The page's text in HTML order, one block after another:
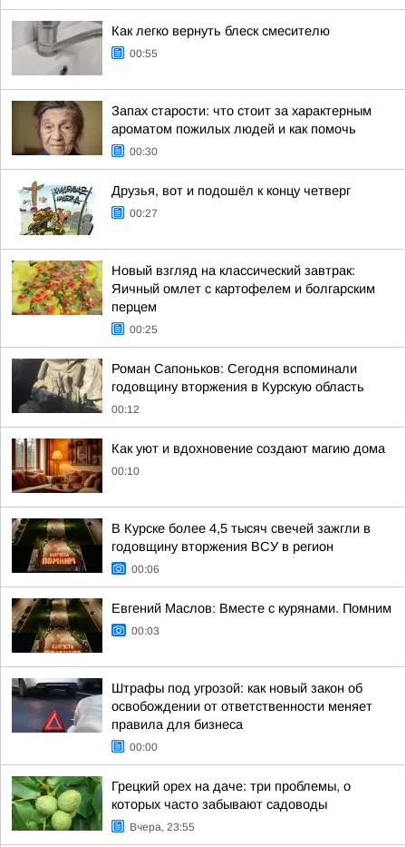
Как легко вернуть блеск смесителю
00:55
Запах старости: что стоит за характерным
ароматом пожилых людей и как помочь
00:30
Друзья, вот и подошёл к концу четверг
00:27
Новый взгляд на классический завтрак:
Яичный омлет с картофелем и болгарским
перцем
00:25
Роман Сапоньков: Сегодня вспоминали
годовщину вторжения в Курскую область
00:12
Как уют и вдохновение создают магию дома
00:10
В Курске более 4,5 тысяч свечей зажгли в
годовщину вторжения ВСУ в регион
00:06
Евгений Маслов: Вместе с курянами. Помним
00:03
Штрафы под угрозой: как новый закон об
освобождении от ответственности меняет
правила для бизнеса
00:00
Грецкий орех на даче: три проблемы, о
которых часто забывают садоводы
Вчера, 23:55